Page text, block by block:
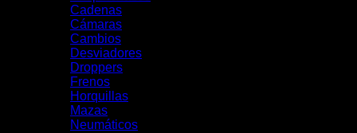
Cadenas
Cámaras
Cambios
Desviadores
Droppers
Frenos
Horquillas
Mazas
Neumáticos